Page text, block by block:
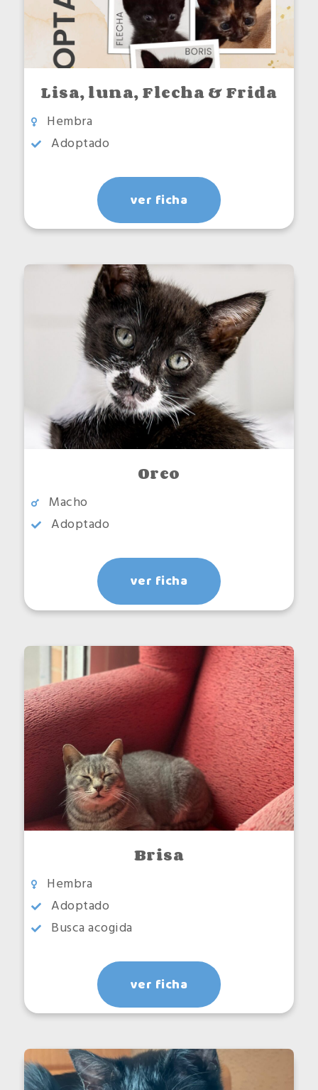
Lisa, luna, Flecha & Frida
Hembra
Adoptado
ver ficha
Oreo
Macho
Adoptado
ver ficha
Brisa
Hembra
Adoptado
Busca acogida
ver ficha